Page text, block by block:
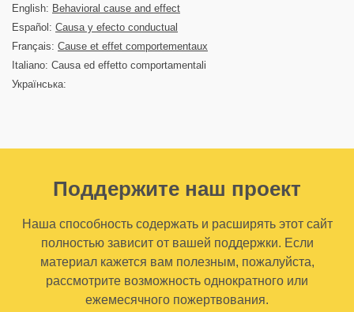
English: Behavioral cause and effect
Español: Causa y efecto conductual
Français: Cause et effet comportementaux
Italiano: Causa ed effetto comportamentali
Українська:
Поддержите наш проект
Наша способность содержать и расширять этот сайт
полностью зависит от вашей поддержки. Если
материал кажется вам полезным, пожалуйста,
рассмотрите возможность однократного или
ежемесячного пожертвования.